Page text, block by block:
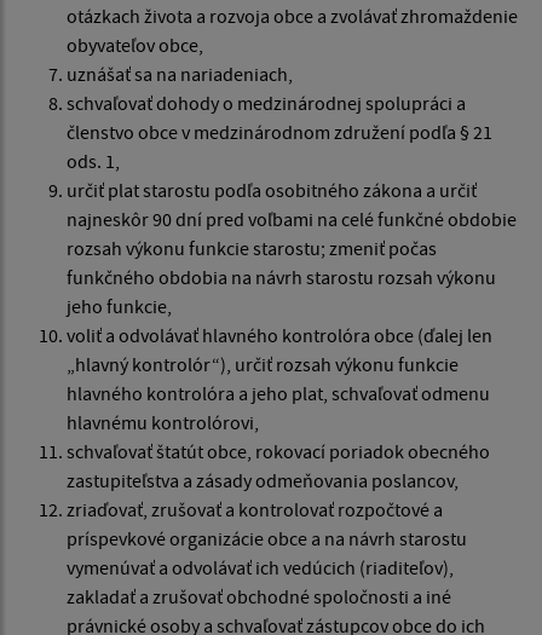
otázkach života a rozvoja obce a zvolávať zhromaždenie
obyvateľov obce,
uznášať sa na nariadeniach,
schvaľovať dohody o medzinárodnej spolupráci a
členstvo obce v medzinárodnom združení podľa § 21
ods. 1,
určiť plat starostu podľa osobitného zákona a určiť
najneskôr 90 dní pred voľbami na celé funkčné obdobie
rozsah výkonu funkcie starostu; zmeniť počas
funkčného obdobia na návrh starostu rozsah výkonu
jeho funkcie,
voliť a odvolávať hlavného kontrolóra obce (ďalej len
„hlavný kontrolór“), určiť rozsah výkonu funkcie
hlavného kontrolóra a jeho plat, schvaľovať odmenu
hlavnému kontrolórovi,
schvaľovať štatút obce, rokovací poriadok obecného
zastupiteľstva a zásady odmeňovania poslancov,
zriaďovať, zrušovať a kontrolovať rozpočtové a
príspevkové organizácie obce a na návrh starostu
vymenúvať a odvolávať ich vedúcich (riaditeľov),
zakladať a zrušovať obchodné spoločnosti a iné
právnické osoby a schvaľovať zástupcov obce do ich